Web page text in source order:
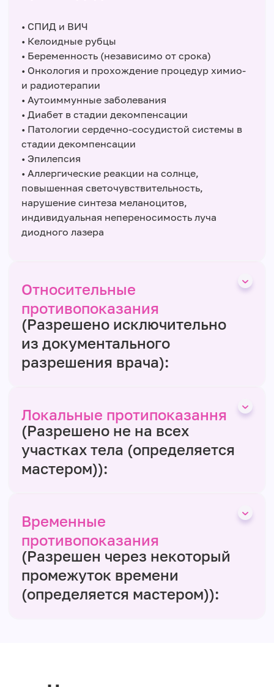
• СПИД и ВИЧ
• Келоидные рубцы
• Беременность (независимо от срока)
• Онкология и прохождение процедур химио-
и радиотерапии
• Аутоиммунные заболевания
• Диабет в стадии декомпенсации
• Патологии сердечно-сосудистой системы в
стадии декомпенсации
• Эпилепсия
• Аллергические реакции на солнце,
повышенная светочувствительность,
нарушение синтеза меланоцитов,
индивидуальная непереносимость луча
диодного лазера
Относительные
противопоказания
(Разрешено исключительно
из документального
разрешения врача):
Локальные протипоказання
(Разрешено не на всех
участках тела (определяется
мастером)):
Временные
противопоказания
(Разрешен через некоторый
промежуток времени
(определяется мастером)):